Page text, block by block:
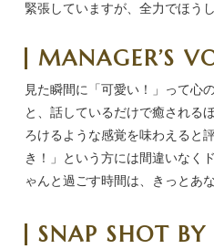
緊張していますが、全力でほう
MANAGER’S
見た瞬間に「可愛い！」って心
と、話しているだけで癒される
ろけるような感覚を味わえると
き！」という方には間違いなく
ゃんと過ごす時間は、きっとあ
SNAP SHOT BY